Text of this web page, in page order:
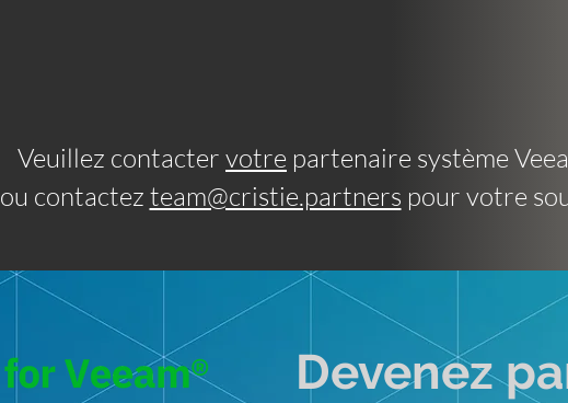
Veuillez contacter votre partenaire système
ou contactez team@cristie.partners pour votre
Devenez